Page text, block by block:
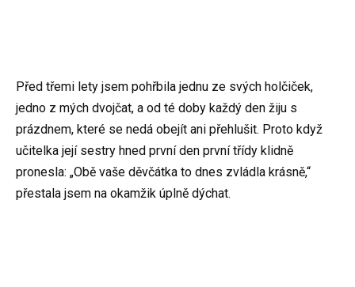
Před třemi lety jsem pohřbila jednu ze svých holčiček,
jedno z mých dvojčat, a od té doby každý den žiju s
prázdnem, které se nedá obejít ani přehlušit. Proto když
učitelka její sestry hned první den první třídy klidně
pronesla: „Obě vaše děvčátka to dnes zvládla krásně,“
přestala jsem na okamžik úplně dýchat.